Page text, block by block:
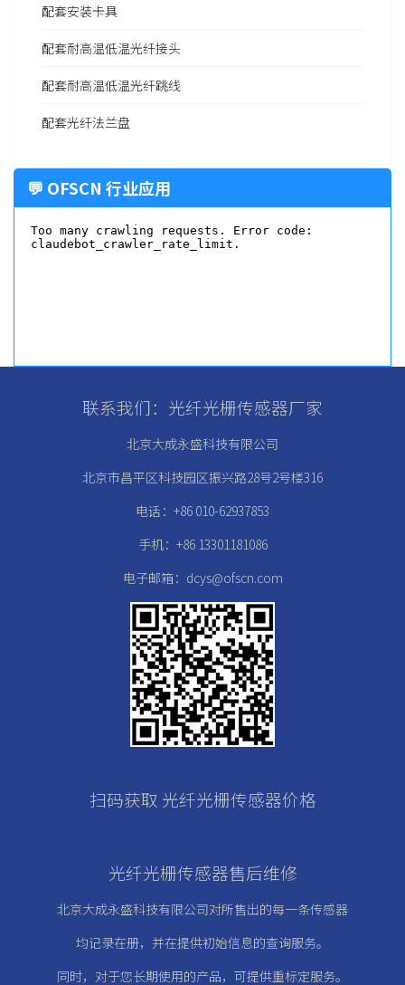
配套安装卡具
配套耐高温低温光纤接头
配套耐高温低温光纤跳线
配套光纤法兰盘
💬 OFSCN 行业应用
联系我们：光纤光栅传感器厂家
北京大成永盛科技有限公司
北京市昌平区科技园区振兴路28号2号楼316
电话：+86 010-62937853
手机：+86 13301181086
电子邮箱：dcys@ofscn.com
扫码获取 光纤光栅传感器价格
光纤光栅传感器售后维修
北京大成永盛科技有限公司对所售出的每一条传感器
均记录在册， 并在提供初始信息的查询服务。
同时，对于您长期使用的产品，可提供重标定服务。